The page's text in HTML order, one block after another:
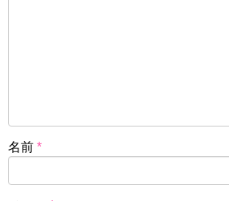
名前 *